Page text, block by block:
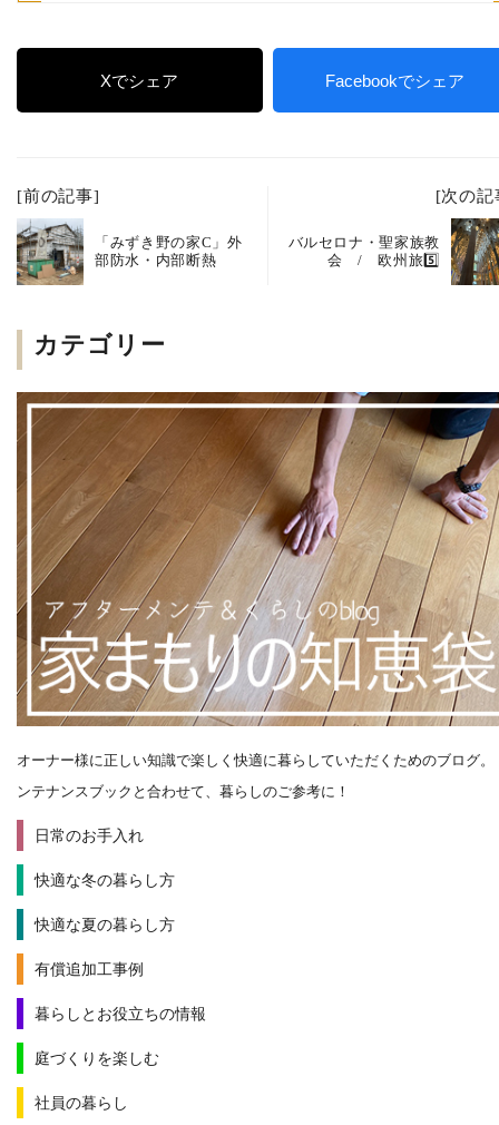
Xでシェア Facebookでシェア
[前の記事]
「みずき野の家C」外
部防水・内部断熱
[次の記
バルセロナ・聖家族教
会 / 欧州旅5️⃣
カテゴリー
オーナー様に正しい知識で楽しく快適に暮らしていただくためのブログ。
ンテナンスブックと合わせて、暮らしのご参考に！
日常のお手入れ
快適な冬の暮らし方
快適な夏の暮らし方
有償追加工事例
暮らしとお役立ちの情報
庭づくりを楽しむ
社員の暮らし